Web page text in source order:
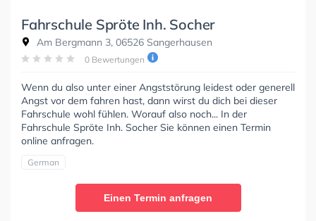
Fahrschule Spröte Inh. Socher
Am Bergmann 3, 06526 Sangerhausen
0 Bewertungen
Wenn du also unter einer Angststörung leidest oder generell
Angst vor dem fahren hast, dann wirst du dich bei dieser
Fahrschule wohl fühlen. Worauf also noch... In der
Fahrschule Spröte Inh. Socher Sie können einen Termin
online anfragen.
German
Einen Termin anfragen